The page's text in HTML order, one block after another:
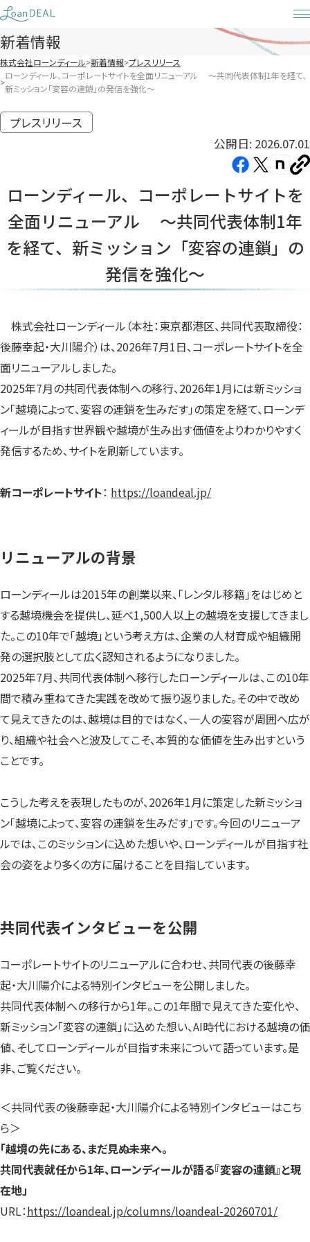
Skip
to
content
新着情報
株式会社ローンディール 新着情報 プレスリリース
ローンディール、コーポレートサイトを全面リニューアル 〜共同代表体制1年を経て、
新ミッション「変容の連鎖」の発信を強化〜
プレスリリース
公開日: 2026.07.01
Facebook（新
い
タ
ブ
で
き
す）
X（新
い
タ
ブ
で
き
す）
note（新
い
タ
ブ
で
き
す）
コ
ピ
ー
ローンディール、コーポレートサイトを
全面リニューアル 〜共同代表体制1年
を経て、新ミッション「変容の連鎖」の
発信を強化〜
株式会社ローンディール（本社：東京都港区、共同代表取締役：
後藤幸起・大川陽介）は、2026年7月1日、コーポレートサイトを全
面リニューアルしました。
2025年7月の共同代表体制への移行、2026年1月には新ミッショ
ン「越境によって、変容の連鎖を生みだす」の策定を経て、ローンデ
ィールが目指す世界観や越境が生み出す価値をよりわかりやすく
発信するため、サイトを刷新しています。
新コーポレートサイト： https://loandeal.jp/
リニューアルの背景
ローンディールは2015年の創業以来、「レンタル移籍」をはじめと
する越境機会を提供し、延べ1,500人以上の越境を支援してきまし
た。この10年で「越境」という考え方は、企業の人材育成や組織開
発の選択肢として広く認知されるようになりました。
2025年7月、共同代表体制へ移行したローンディールは、この10年
間で積み重ねてきた実践を改めて振り返りました。その中で改め
て見えてきたのは、越境は目的ではなく、一人の変容が周囲へ広が
り、組織や社会へと波及してこそ、本質的な価値を生み出すという
ことです。
こうした考えを表現したものが、2026年1月に策定した新ミッショ
ン「越境によって、変容の連鎖を生みだす」です。今回のリニューア
ルでは、このミッションに込めた想いや、ローンディールが目指す社
会の姿をより多くの方に届けることを目指しています。
共同代表インタビューを公開
コーポレートサイトのリニューアルに合わせ、共同代表の後藤幸
起・大川陽介による特別インタビューを公開しました。
共同代表体制への移行から1年。この1年間で見えてきた変化や、
新ミッション「変容の連鎖」に込めた想い、AI時代における越境の価
値、そしてローンディールが目指す未来について語っています。是
非、ご覧ください。
＜共同代表の後藤幸起・大川陽介による特別インタビューはこち
ら＞
「越境の先にある、まだ見ぬ未来へ。
共同代表就任から1年、ローンディールが語る『変容の連鎖』と現
在地」
URL：https://loandeal.jp/columns/loandeal-20260701/